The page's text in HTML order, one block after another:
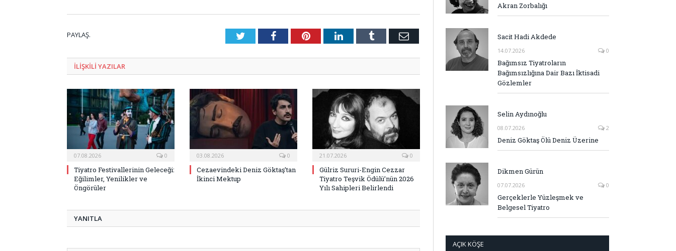
PAYLAŞ. TwitterFacebookPinterestLinkedInTumblr E-
ILIŞKILI YAZILAR
07.08.2026 0
Tiyatro Festivallerinin Geleceği:
Eğilimler, Yenilikler ve
Öngörüler
03.08.2026 0
Cezaevindeki Deniz Göktaş’tan
İkinci Mektup
21.07.2026 0
Gülriz Sururi-Engin Cezzar
Tiyatro Teşvik Ödülü’nün 2026
Yılı Sahipleri Belirlendi
YANITLA
Akran Zorbalığı
Sacit Hadi Akdede
14.07.2026 0
Bağımsız Tiyatroların
Bağımsızlığına Dair Bazı İktisadi
Gözlemler
Selin Aydınoğlu
08.07.2026 2
Deniz Göktaş Ölü Deniz Üzerine
Dikmen Gürün
07.07.2026 0
Gerçeklerle Yüzleşmek ve
Belgesel Tiyatro
AÇIK KÖŞE